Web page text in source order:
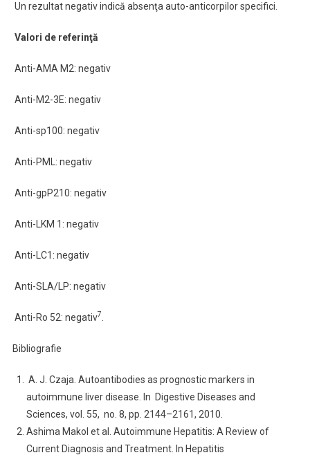
Un rezultat negativ indică absenţa auto-anticorpilor specifici.
Valori de referinţă
Anti-AMA M2: negativ
Anti-M2-3E: negativ
Anti-sp100: negativ
Anti-PML: negativ
Anti-gpP210: negativ
Anti-LKM 1: negativ
Anti-LC1: negativ
Anti-SLA/LP: negativ
Anti-Ro 52: negativ7
Bibliografie
A. J. Czaja. Autoantibodies as prognostic markers in
autoimmune liver disease. In Digestive Diseases and
Sciences, vol. 55, no. 8, pp. 2144–2161, 2010.
Ashima Makol et al. Autoimmune Hepatitis: A Review of
Current Diagnosis and Treatment. In Hepatitis